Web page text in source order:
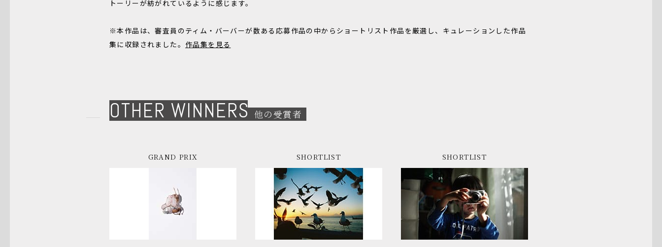
トーリーが紡がれているように感じます。
※本作品は、審査員のティム・バーバーが数ある応募作品の中からショートリスト作品を厳選し、キュレーションした作品
集に収録されました。 作品集を見る
OTHER WINNERS 他の受賞者
GRAND PRIX SHORTLIST SHORTLIST